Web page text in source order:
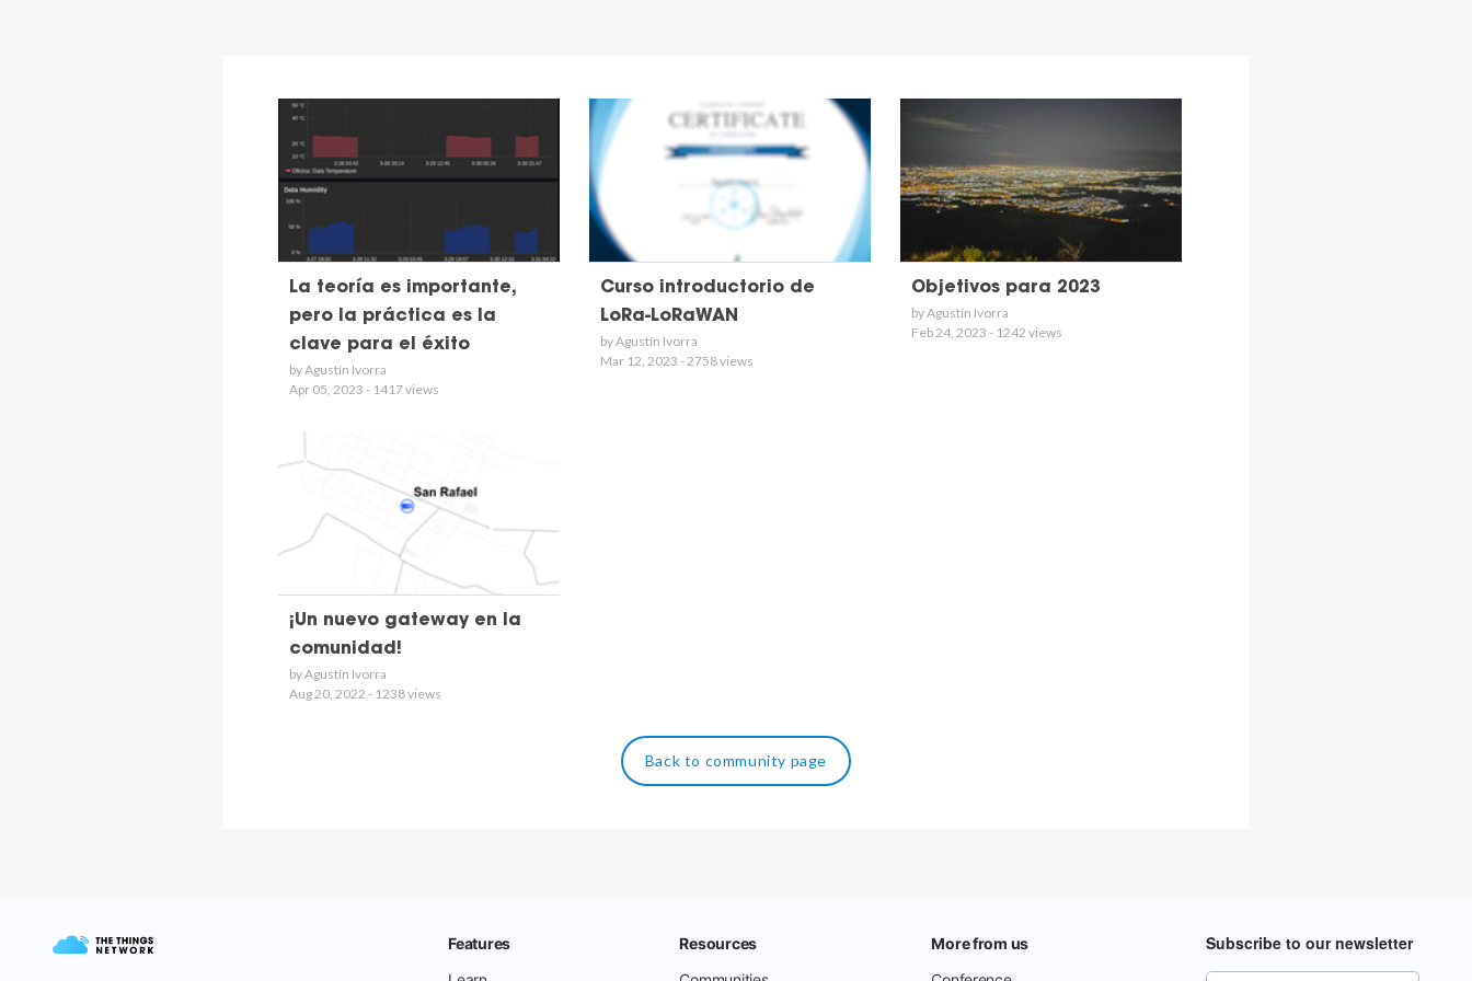
La teoría es importante,
pero la práctica es la
clave para el éxito
by Agustín Ivorra
Apr 05, 2023 - 1417 views
Curso introductorio de
LoRa-LoRaWAN
by Agustín Ivorra
Mar 12, 2023 - 2758 views
Objetivos para 2023
by Agustín Ivorra
Feb 24, 2023 - 1242 views
¡Un nuevo gateway en la
comunidad!
by Agustín Ivorra
Aug 20, 2022 - 1238 views
Back to community page